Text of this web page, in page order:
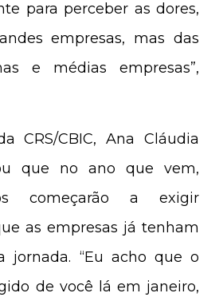
para perceber as dores,
empresas, mas das
e médias empresas”,
CRS/CBIC, Ana Cláudia
que no ano que vem,
começarão a exigir
as empresas já tenham
jornada. “Eu acho que o
de você lá em janeiro,